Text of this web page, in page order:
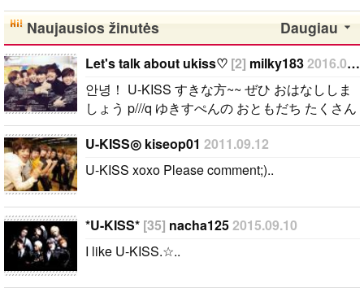
S すきな方~~
ぜひ おはな
ししましょう
p///q ゆきすぺ
んの おとも
だち たくさ
ん ほしいで
す~~٩꒰๑• ³•๑꒱
۶ わたしは 9
6Lineきすみ
です^^ みな
さんの すき
なメンバは
だれですか？
Daugiau
Naujausios žinutės
Let's talk about ukiss♡ [2] milky1832016.08.13
안녕！ U-KISS すきな方~~ ぜひ おはなししま
しょう p///q ゆきすぺんの おともだち たくさん
ほしいです~~٩꒰๑• ³•๑꒱۶ わたしは 96Lineきすみ
です^^ みなさんの すきなメンバは だれです
か？♡_♡ 좋아하는 멤버는 누구입니까? わたし
は、もちろん みんな だいすきですが、とくに
甘い声•いっしょうけんめいなところ など すき
なところをあげたら ほんとに キリがないです..
U-KISS◎ kiseop01 2011.09.12
U-KISS xoxo Please comment;)..
*U-KISS* [35] nacha1252015.09.10
I like U-KISS.☆..